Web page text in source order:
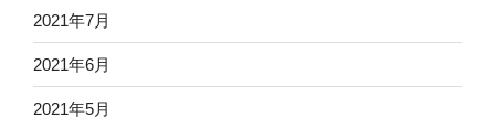
2021年7月
2021年6月
2021年5月